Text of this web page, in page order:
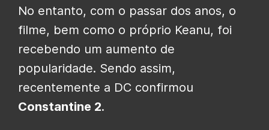
No entanto, com o passar dos anos, o
filme, bem como o próprio Keanu, foi
recebendo um aumento de
popularidade. Sendo assim,
recentemente a DC confirmou
Constantine 2.